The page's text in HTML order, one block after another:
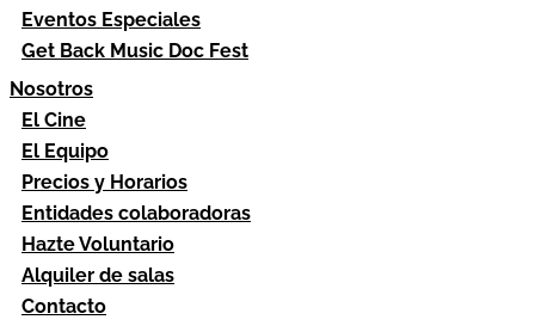
Eventos Especiales
Get Back Music Doc Fest
Nosotros
El Cine
El Equipo
Precios y Horarios
Entidades colaboradoras
Hazte Voluntario
Alquiler de salas
Contacto